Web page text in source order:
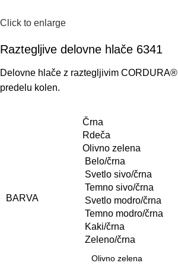
Click to enlarge
Raztegljive delovne hlače 6341
Delovne hlače z raztegljivim CORDURA®
predelu kolen.
BARVA
Črna
Rdeča
Olivno zelena
Belo/črna
Svetlo sivo/črna
Temno sivo/črna
Svetlo modro/črna
Temno modro/črna
Kaki/črna
Zeleno/črna